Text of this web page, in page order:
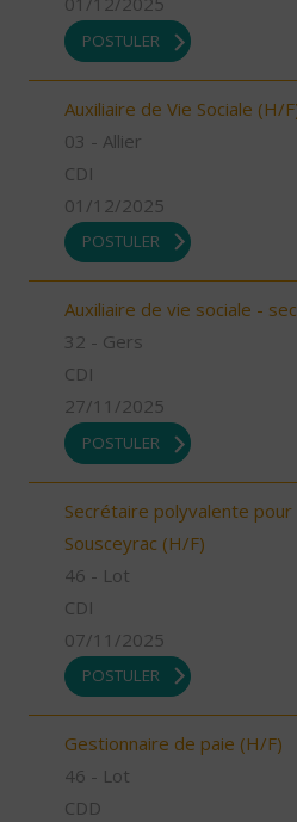
POSTULER
Auxiliaire de Vie Sociale (H/
03 - Allier
CDI
01/12/2025
POSTULER
Auxiliaire de vie sociale -
32 - Gers
CDI
27/11/2025
POSTULER
Secrétaire polyvalente
Sousceyrac (H/F)
46 - Lot
CDI
07/11/2025
POSTULER
Gestionnaire de paie (H/F)
46 - Lot
CDD